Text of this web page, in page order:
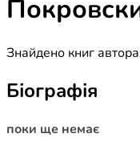
Знайдено книг
Біографія
поки ще немає